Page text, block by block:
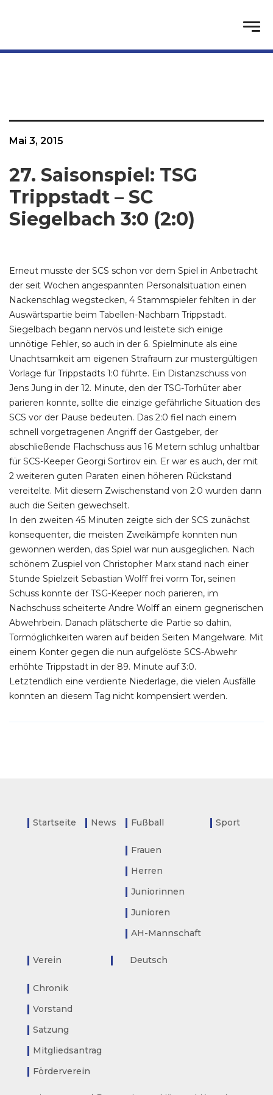
Mai 3, 2015
27. Saisonspiel: TSG
Trippstadt – SC
Siegelbach 3:0 (2:0)
Erneut musste der SCS schon vor dem Spiel in Anbetracht
der seit Wochen angespannten Personalsituation einen
Nackenschlag wegstecken, 4 Stammspieler fehlten in der
Auswärtspartie beim Tabellen-Nachbarn Trippstadt.
Siegelbach begann nervös und leistete sich einige
unnötige Fehler, so auch in der 6. Spielminute als eine
Unachtsamkeit am eigenen Strafraum zur mustergültigen
Vorlage für Trippstadts 1:0 führte. Ein Distanzschuss von
Jens Jung in der 12. Minute, den der TSG-Torhüter aber
parieren konnte, sollte die einzige gefährliche Situation des
SCS vor der Pause bedeuten. Das 2:0 fiel nach einem
schnell vorgetragenen Angriff der Gastgeber, der
abschließende Flachschuss aus 16 Metern schlug unhaltbar
für SCS-Keeper Georgi Sortirov ein. Er war es auch, der mit
2 weiteren guten Paraten einen höheren Rückstand
vereitelte. Mit diesem Zwischenstand von 2:0 wurden dann
auch die Seiten gewechselt.
In den zweiten 45 Minuten zeigte sich der SCS zunächst
konsequenter, die meisten Zweikämpfe konnten nun
gewonnen werden, das Spiel war nun ausgeglichen. Nach
schönem Zuspiel von Christopher Marx stand nach einer
Stunde Spielzeit Sebastian Wolff frei vorm Tor, seinen
Schuss konnte der TSG-Keeper noch parieren, im
Nachschuss scheiterte Andre Wolff an einem gegnerischen
Abwehrbein. Danach plätscherte die Partie so dahin,
Tormöglichkeiten waren auf beiden Seiten Mangelware. Mit
einem Konter gegen die nun aufgelöste SCS-Abwehr
erhöhte Trippstadt in der 89. Minute auf 3:0.
Letztendlich eine verdiente Niederlage, die vielen Ausfälle
konnten an diesem Tag nicht kompensiert werden.
Startseite News Fußball
Frauen
Herren
Juniorinnen
Junioren
AH-Mannschaft
Sport
Verein
Chronik
Vorstand
Satzung
Mitgliedsantrag
Förderverein
Deutsch